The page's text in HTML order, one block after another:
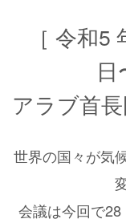
［ 令和
日
アラブ首
世界の国々が気
会議は今回で